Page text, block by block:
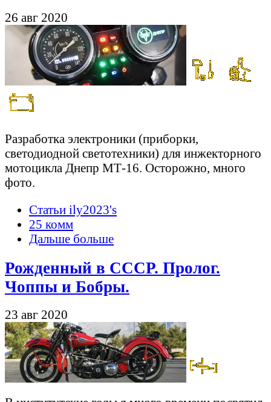
26 авг 2020
Разработка электроники (приборки,
светодиодной светотехники) для инжекторного
мотоцикла Днепр МТ-16. Осторожно, много
фото.
Статьи ily2023's
25 комм
Дальше больше
Рожденный в СССР. Пролог.
Чоппы и Бобры.
23 авг 2020